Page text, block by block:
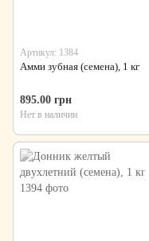
Артикул: 1384
Амми зубная (семена), 1 кг
895.00 грн
Нет в наличии